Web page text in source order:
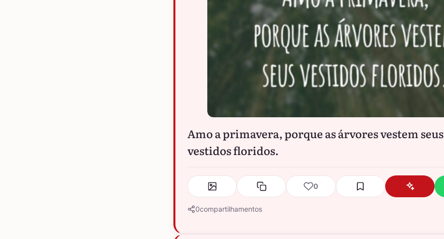
Amo a primavera, porque as árvores vestem seus
vestidos floridos.
0
0compartilhamentos